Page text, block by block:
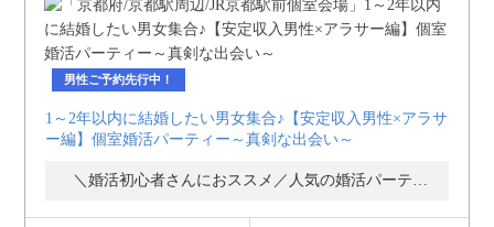
男性ご予約先行中！
1～2年以内に結婚したい男女集合♪【安定収入男性×アラサ
ー編】個室婚活パーティー～真剣な出会い～
＼婚活初心者さんにおススメ／人気の婚活パーティー・街コン